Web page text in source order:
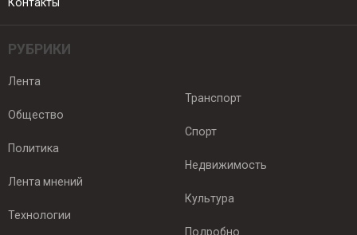
Контакты
РУБРИКИ
Лента
Общество
Политика
Лента мнений
Технологии
Транспорт
Спорт
Недвижимость
Культура
Подробно